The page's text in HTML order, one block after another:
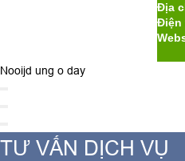
Địa
Điện
Nooijd ung o day
TƯ VẤN DỊCH VỤ